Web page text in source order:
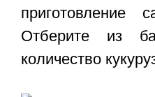
приготовление
Отберите из
количество